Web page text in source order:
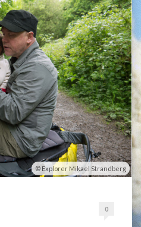
Explorer Mikael Strandberg
0